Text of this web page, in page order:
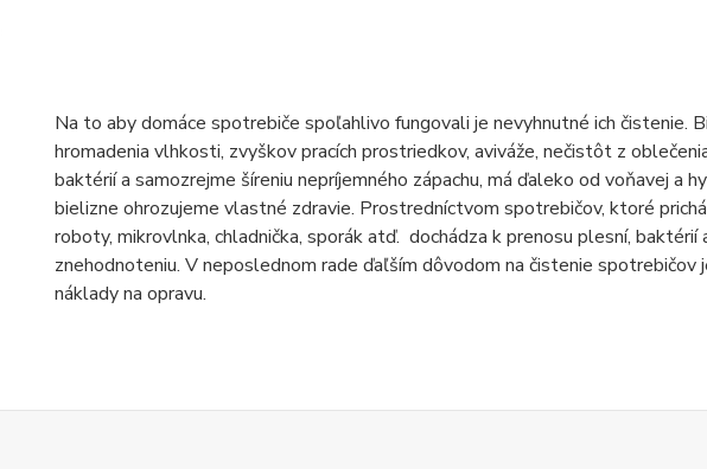
Na to aby domáce spotrebiče spoľahlivo fungovali je nevyhnutné ich čistenie.
hromadenia vlhkosti, zvyškov pracích prostriedkov, aviváže, nečistôt z
baktérií a samozrejme šíreniu nepríjemného zápachu, má ďaleko od voňavej a
bielizne ohrozujeme vlastné zdravie. Prostredníctvom spotrebičov, ktoré
roboty, mikrovlnka, chladnička, sporák atď. dochádza k prenosu plesní, baktérií
znehodnoteniu. V neposlednom rade ďaľším dôvodom na čistenie spotrebičov
náklady na opravu.